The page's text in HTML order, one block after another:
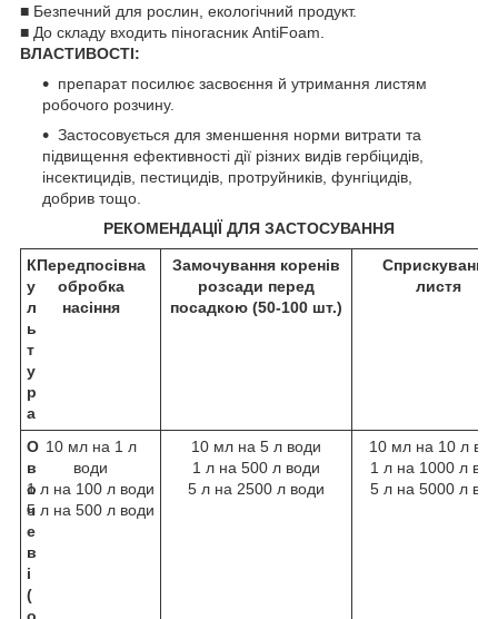
■ Безпечний для рослин, екологічний продукт.
■ До складу входить піногасник AntiFoam.
ВЛАСТИВОСТІ:
препарат посилює засвоєння й утримання листям
робочого розчину.
Застосовується для зменшення норми витрати та
підвищення ефективності дії різних видів гербіцидів,
інсектицидів, пестицидів, протруйників, фунгіцидів,
добрив тощо.
РЕКОМЕНДАЦІЇ ДЛЯ ЗАСТОСУВАННЯ
К
у
л
ь
т
у
р
а
Передпосівна
обробка
насіння
Замочування коренів
розсади перед
посадкою (50-100 шт.)
Сприскування
листя
О
в
о
ч
е
в
і
(
о
10 мл на 1 л
води
1 л на 100 л води
5 л на 500 л води
10 мл на 5 л води
1 л на 500 л води
5 л на 2500 л води
10 мл на 10 л
1 л на 1000 л
5 л на 5000 л